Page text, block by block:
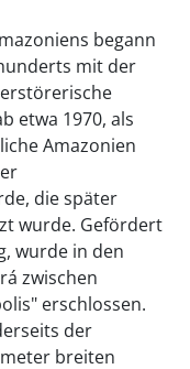
begann
mit der
etwa 1970, als
Amazonien
die später
wurde. Gefördert
wurde in den
zwischen
erschlossen.
der
breiten